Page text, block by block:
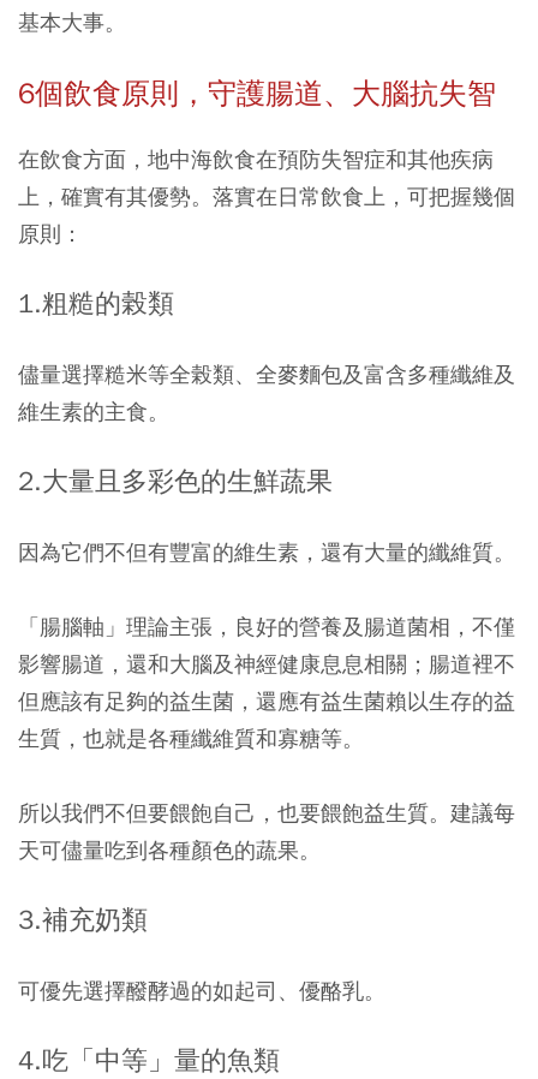
基本大事。
6個飲食原則，守護腸道、大腦抗失智
在飲食方面，地中海飲食在預防失智症和其他疾病
上，確實有其優勢。落實在日常飲食上，可把握幾個
原則：
1.粗糙的榖類
儘量選擇糙米等全榖類、全麥麵包及富含多種纖維及
維生素的主食。
2.大量且多彩色的生鮮蔬果
因為它們不但有豐富的維生素，還有大量的纖維質。
「腸腦軸」理論主張，良好的營養及腸道菌相，不僅
影響腸道，還和大腦及神經健康息息相關；腸道裡不
但應該有足夠的益生菌，還應有益生菌賴以生存的益
生質，也就是各種纖維質和寡糖等。
所以我們不但要餵飽自己，也要餵飽益生質。建議每
天可儘量吃到各種顏色的蔬果。
3.補充奶類
可優先選擇醱酵過的如起司、優酪乳。
4.吃「中等」量的魚類